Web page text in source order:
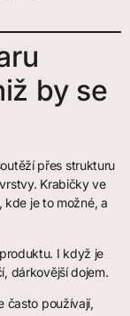
by se
přes strukturu
Krabičky ve
kde je to možné, a
I když je
dárkovější dojem.
často používají,